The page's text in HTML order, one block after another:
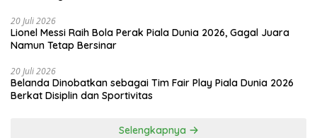
20 Juli 2026
Lionel Messi Raih Bola Perak Piala Dunia 2026, Gagal Juara
Namun Tetap Bersinar
20 Juli 2026
Belanda Dinobatkan sebagai Tim Fair Play Piala Dunia 2026
Berkat Disiplin dan Sportivitas
Selengkapnya